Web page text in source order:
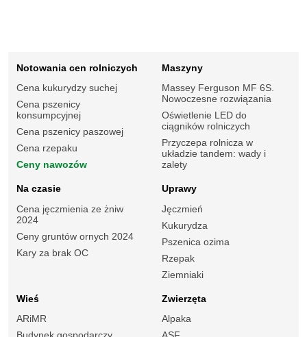
Notowania cen rolniczych
Cena kukurydzy suchej
Cena pszenicy
konsumpcyjnej
Cena pszenicy paszowej
Cena rzepaku
Ceny nawozów
Maszyny
Massey Ferguson MF 6S.
Nowoczesne rozwiązania
Oświetlenie LED do
ciągników rolniczych
Przyczepa rolnicza w
układzie tandem: wady i
zalety
Na czasie
Cena jęczmienia ze żniw
2024
Ceny gruntów ornych 2024
Kary za brak OC
Uprawy
Jęczmień
Kukurydza
Pszenica ozima
Rzepak
Ziemniaki
Wieś
ARiMR
Zwierzęta
Alpaka